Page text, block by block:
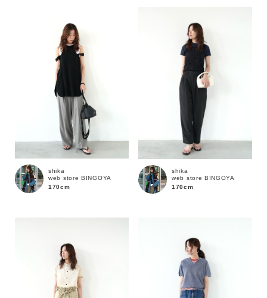
キーワード
MENS KIDS
shika
web store BINGOYA
170cm
shika
web store BINGOYA
170cm